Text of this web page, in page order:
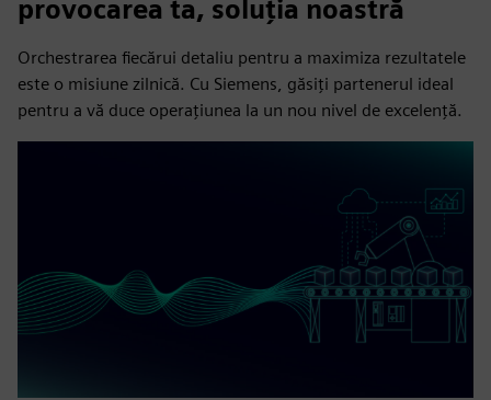
provocarea ta, soluția noastră
Orchestrarea fiecărui detaliu pentru a maximiza rezultatele
este o misiune zilnică. Cu Siemens, găsiți partenerul ideal
pentru a vă duce operațiunea la un nou nivel de excelență.